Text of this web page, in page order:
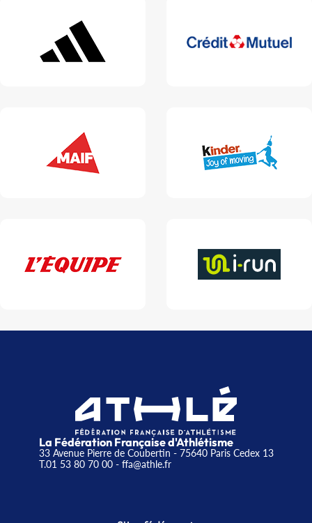
La Fédération Française d'Athlétisme
33 Avenue Pierre de Coubertin - 75640 Paris Cedex 13
T.01 53 80 70 00- ffa@athle.fr